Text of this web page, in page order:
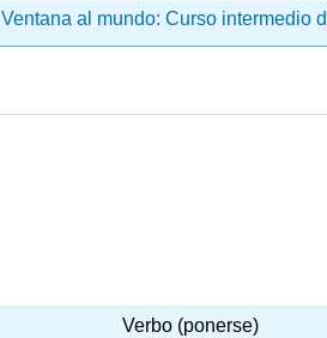
Ventana al mundo: Curso intermedio
Verbo (ponerse)